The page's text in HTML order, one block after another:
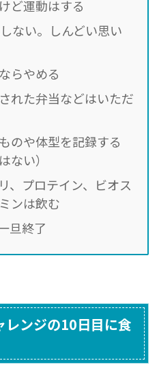
ど運動はする
ない。しんどい思い
らやめる
れた弁当などはいただ
のや体型を記録する
ない）
、プロテイン、ビオス
ンは飲む
旦終了
ンジの10日目に食